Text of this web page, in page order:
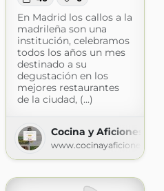
En Madrid los callos a la
madrileña son una
institución, celebramos
todos los años un mes
destinado a su
degustación en los
mejores restaurantes
de la ciudad, (...)
Cocina y Aficiones